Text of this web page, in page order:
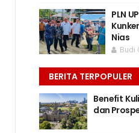
PLN
Nias
Budi
BERITA TERPOPULER
Benefit
dan